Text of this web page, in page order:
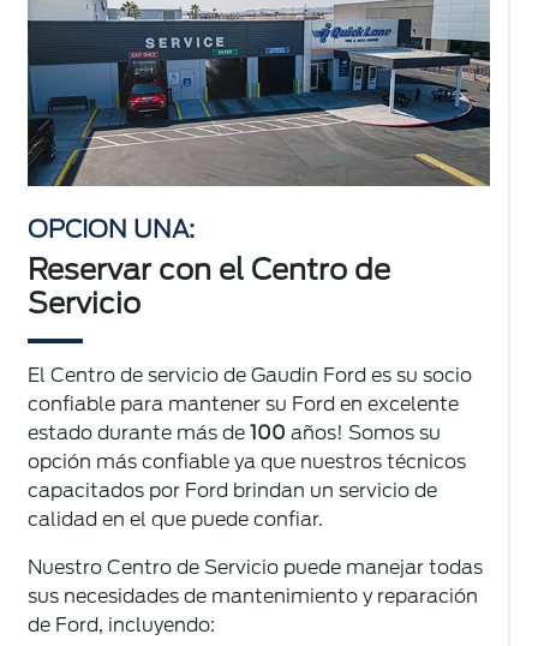
OPCION UNA:
Reservar con el Centro de
Servicio
El Centro de servicio de Gaudin Ford es su socio
confiable para mantener su Ford en excelente
estado durante más de100 años! Somos su
opción más confiable ya que nuestros técnicos
capacitados por Ford brindan un servicio de
calidad en el que puede confiar.
Nuestro Centro de Servicio puede manejar todas
sus necesidades de mantenimiento y reparación
de Ford, incluyendo: